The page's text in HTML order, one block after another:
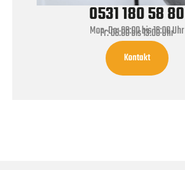
0531 180 58 80
Mon-Do: 08:00 bis 16:00 Uhr
Fr: 08:00 bis 13:00 Uhr
Kontakt